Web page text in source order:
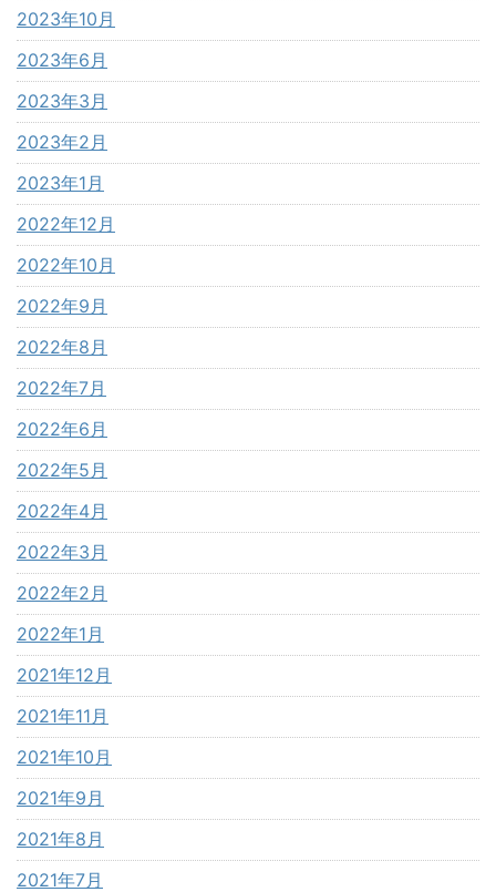
2023年10月
2023年6月
2023年3月
2023年2月
2023年1月
2022年12月
2022年10月
2022年9月
2022年8月
2022年7月
2022年6月
2022年5月
2022年4月
2022年3月
2022年2月
2022年1月
2021年12月
2021年11月
2021年10月
2021年9月
2021年8月
2021年7月